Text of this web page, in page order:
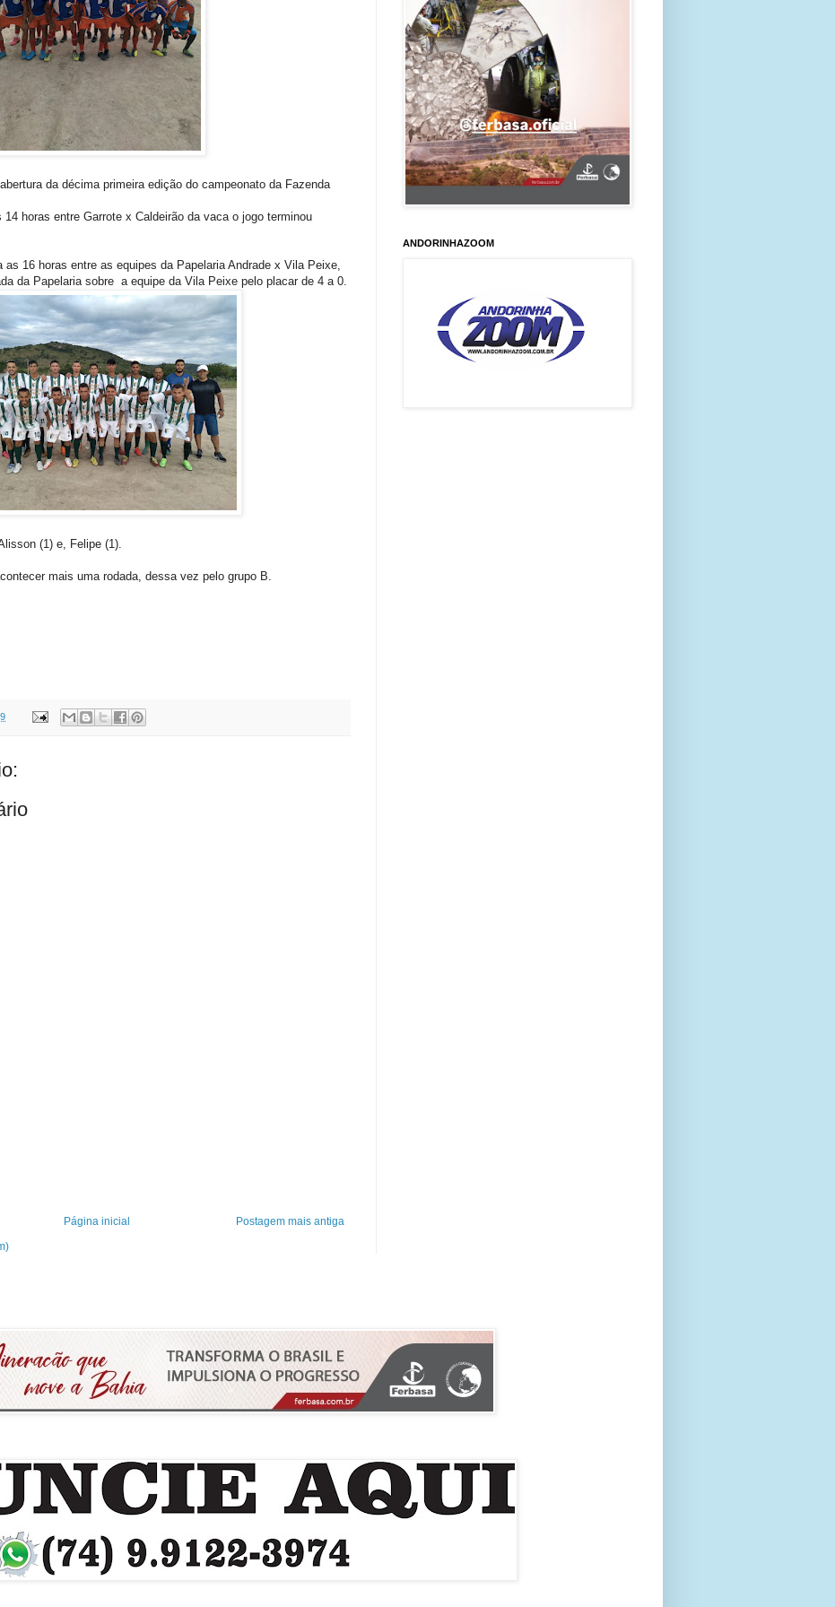
da décima primeira edição do campeonato da Fazenda
14 horas entre Garrote x Caldeirão da vaca o jogo terminou
16 horas entre as equipes da Papelaria Andrade x Vila Peixe,
da Papelaria sobre a equipe da Vila Peixe pelo placar de 4 a 0.
(1) e, Felipe (1).
mais uma rodada, dessa vez pelo grupo B.
Postagem mais antiga
Página inicial
ANDORINHAZOOM